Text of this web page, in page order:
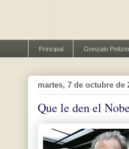
Principal Gonzalo
martes, 7 de octubre de
Que le den el